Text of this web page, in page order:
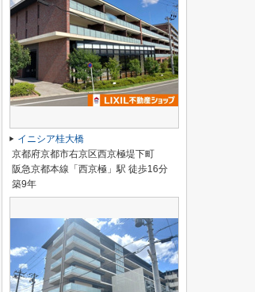
イニシア桂大橋
京都府京都市右京区西京極堤下町
阪急京都本線「西京極」駅 徒歩16分
築9年